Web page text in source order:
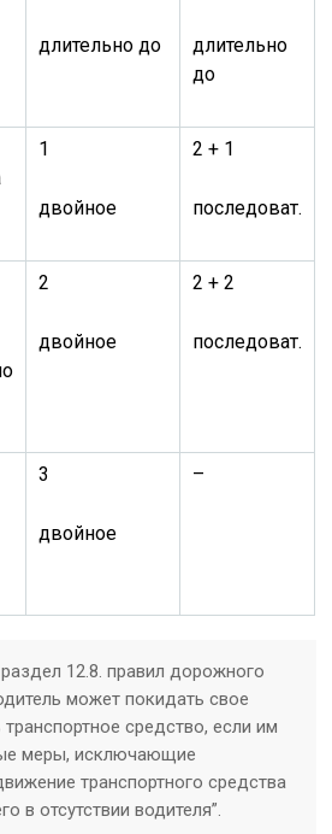
длительно до
длительно
до
1
двойное
2 + 1
последоват.
2
двойное
2 + 2
последоват.
3
двойное
–
12.8. правил дорожного
может покидать свое
средство, если им
меры, исключающие
транспортного средства
в отсутствии водителя”.